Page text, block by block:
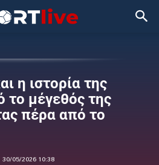
η ιστορία της
το μέγεθός της
πέρα από το
30/05/2026 10:38